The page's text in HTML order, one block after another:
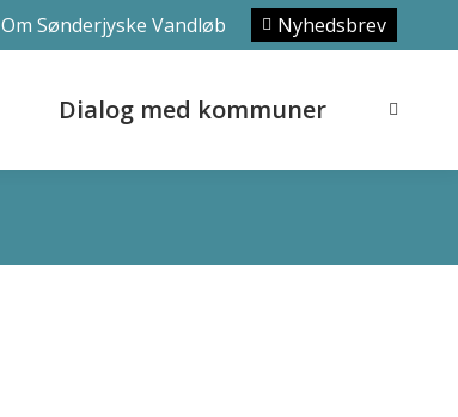
Om Sønderjyske Vandløb Nyhedsbrev
Dialog med kommuner Search:
Dialog med kommuner Search: